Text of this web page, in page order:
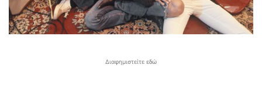
Διαφημιστείτε εδώ